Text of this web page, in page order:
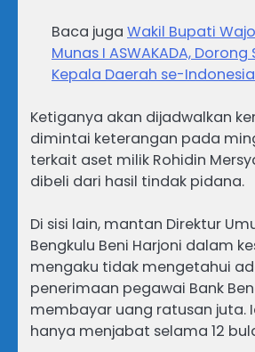
Baca juga Wakil Bupati
Munas I ASWAKADA,
Kepala Daerah se-Indonesia
Ketiganya akan dijadwalkan
dimintai keterangan pada
terkait aset milik Rohidin
dibeli dari hasil tindak pidana.
Di sisi lain, mantan Direktur
Bengkulu Beni Harjoni dalam
mengaku tidak mengetahui
penerimaan pegawai Bank
membayar uang ratusan juta.
hanya menjabat selama 12